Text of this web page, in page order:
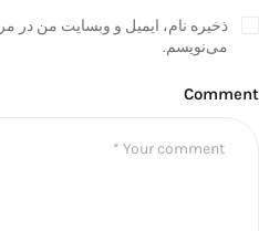
ذخیره نام، ایمیل و وبسایت من در
می‌نویسم.
Comment